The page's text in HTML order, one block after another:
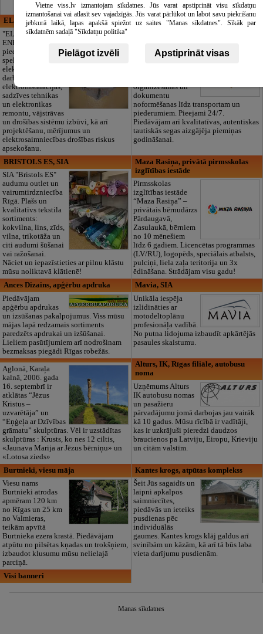
ELECTRIC ENERGY
"ELECTRIC
ENERGY Kandava"
piedāvā pilna
spektra
elektromontāžas
darbus,
elektroinstalācijas,
sadzīves tehnikas
un elektronikas
remontu, vājstrāvas
un drošības sistēmu izbūvi, kā arī
projektēšanu, mērījumus un
elektrosaimniecības drošības riskus
apsekošanu.
CĒSU APBEDĪŠANAS
bez liekām raizēm.
Mēs parūpēsimies
organizēšanas un
dokumentu
noformēšanas līdz transportam un
piederumiem. Pieejami 24/7.
Piedāvājam arī kvalitatīvas, autentiskas
tautiskās segas aizgājēja piemiņas
godināšanai.
BRISTOLS ES, SIA
SIA "Bristols ES"
audumu outlet un
vairumtirdzniecība
Rīgā. Plašs un
kvalitatīvs tekstila
sortiments:
kokvilna, lins, zīds,
vilna, trikotāža un
citi audumi šūšanai
vai ražošanai.
Nāciet un iepazīstieties ar pilnu klāstu
mūsu noliktavā klātienē!
Maza Rasiņa, privātā pirmsskolas
izglītības iestāde
Pirmsskolas
izglītības iestāde
“Maza Rasiņa” –
privātais bērnudārzs
Pārdaugavā,
Zasulaukā, bērniem
no 10 mēnešiem
līdz 6 gadiem. Licencētas programmas
(LV/RU), logopēds, speciālais atbalsts,
pulciņi, liela zaļa teritorija un 3x
ēdināšana. Strādājam visu gadu!
Ances Dizains, apģērbu apdruka
Piedāvājam
apģērbu apdrukas
un izsūšanas pakalpojumus. Viss mūsu
mājas lapā redzamais sortiments
paredzēts apdrukai un izšūšanai.
Lieliem pasūtījumiem arī nodrošinam
bezmaksas piegādi Rīgas robežās.
Mavia, SIA
Unikāla iespēja
izlidināties ar
motodeltoplānu
profesionāļa vadībā.
No putna lidojuma izbaudīt apkārtējās
pasaules skaistumu.
Aglonā, Karaļa
kalnā, 2006. gada
16. septembrī ir
atklātas “Jēzus
Kristus –
uzvarētāja” un
“Eņģeļa ar Dzīvības
grāmatu” skulptūras. Vēl ir uzstādītas
skulptūras : Krusts, ko nes 12 ciltis,
«Jaunava Marija ar Jēzus bērniņu» un
«Lotosa zieds»
Alturs, IK, Rīgas filiāle, autobusu
noma
Uzņēmums Alturs
IK autobusu nomas
un pasažieru
pārvadājumu jomā darbojas jau vairāk
kā 10 gadus. Mūsu rīcībā ir vadītāji,
kas ir uzkrājuši pieredzi daudzos
braucienos pa Latviju, Eiropu, Krieviju
un citām valstīm.
Burtnieki, viesu māja
Viesu nams
Burtnieki atrodas
apmēram 120 km
no Rīgas un 25 km
no Valmieras,
teikām apvītā
Burtnieka ezera krastā. Piedāvājam
atpūtu no pilsētas kņadas un trokšņiem,
izbaudot klusumu mūsu nelielajā
parciņā.
Kantes krogs, atpūtas komplekss
Šeit Jūs sagaidīs un
laipni apkalpos
saimniecītes,
piedāvās un ieteiks
pusdienas pēc
individuālās
gaumes. Kantes krogs klāj galdus arī
svinībām un kāzām, kā arī tā būs laba
vieta darījumu pusdienām.
Visi banneri
Vietne viss.lv izmantojam sīkdatnes. Jūs varat apstiprināt visu sīkdatņu
izmantošanai vai atlasīt sev vajadzīgās. Jūs varat pārlūkot un labot savu piekrišanu
jebkurā laikā, lapas apakšā spiežot uz saites "Manas sīkdatnes". Sīkāk par
sīkdatnēm sadaļā "Sīkdatņu politika"
Pielāgot izvēli Apstiprināt visas
Manas sīkdatnes